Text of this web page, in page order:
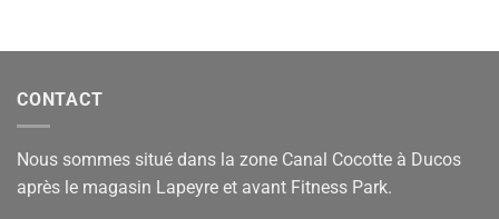
CONTACT
Nous sommes situé dans la zone Canal Cocotte à Ducos
après le magasin Lapeyre et avant Fitness Park.